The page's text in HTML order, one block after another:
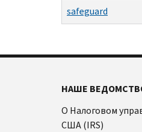
safeguard
НАШЕ
О Налоговом
США (IRS)